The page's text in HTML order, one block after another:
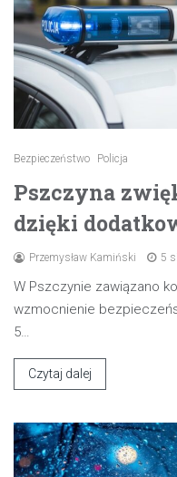
Bezpieczeństwo Policja
Pszczyna
dzięki
Przemysław Kamiński 5
W Pszczynie zawiązano
wzmocnienie
5…
Czytaj dalej